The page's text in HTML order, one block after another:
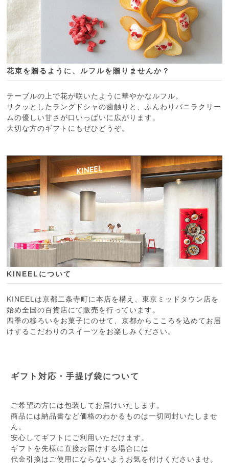
花束を贈るように、ルフルを贈りませんか？
テーブルの上で花が咲いたように華やかなルフル。
サクッとしたラングドシャの歯触りと、ふんわりバニラクリー
ムの優しい甘さが口いっぱいに広がります。
大切な方のギフトにもぜひどうぞ。
KINEELについて
KINEELは京都二条寺町に本店を構え、東京ミッドタウン店を
始め全国の百貨店にて販売を行っています。
四季の移ろいをお菓子にのせて、京都からこころを込めてお届
けするこだわりのスイーツをお楽しみください。
ギフト対応・手提げ袋について
ご希望の方には包装してお届けいたします。
商品には納品書など価格のわかるものは一切同封いたしませ
ん。
安心してギフトにご利用いただけます。
ギフトを先様に直接お届けする場合には
代金引換はご使用にならないようお気を付けくださいませ。